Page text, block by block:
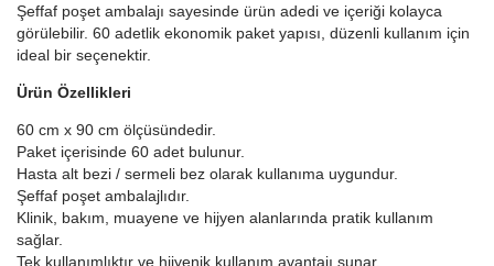
Şeffaf poşet ambalajı sayesinde ürün adedi ve içeriği kolayca
görülebilir. 60 adetlik ekonomik paket yapısı, düzenli kullanım için
ideal bir seçenektir.
Ürün Özellikleri
60 cm x 90 cm ölçüsündedir.
Paket içerisinde 60 adet bulunur.
Hasta alt bezi / sermeli bez olarak kullanıma uygundur.
Şeffaf poşet ambalajlıdır.
Klinik, bakım, muayene ve hijyen alanlarında pratik kullanım
sağlar.
Tek kullanımlıktır ve hijyenik kullanım avantajı sunar.